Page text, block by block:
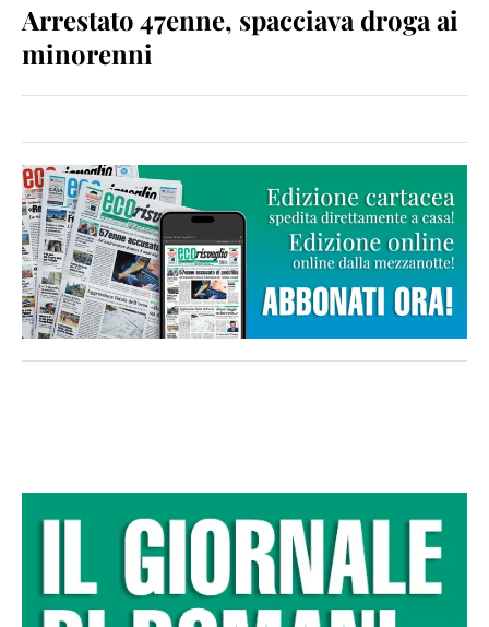
Arrestato 47enne, spacciava droga ai
minorenni